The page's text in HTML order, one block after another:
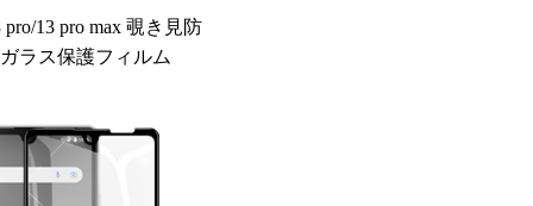
pro/13 pro max 覗き見防
ラス保護フィルム